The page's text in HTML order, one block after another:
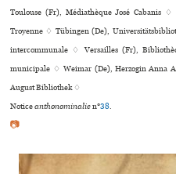
Toulouse (Fr), Médiathèque José Cabanis
Troyenne ♢ Tübingen (De),
inter­com­mu­nale ♢ Versailles (Fr),
muni­ci­pale ♢ Weimar (De), Herzogin Anna
August Bibliothek ♢
Noticeanthonominalien°38.
📷